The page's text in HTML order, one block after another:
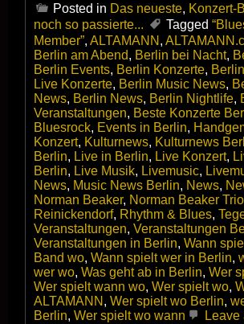
Posted in Das neueste, Konzert-
noch so passierte...
Tagged
Member”, ALTAMANN ,
Berlin am Abend, Berlin bei Nacht,
Berlin Events, Berlin Konzerte,
Live Konzerte, Berlin Music News,
News, Berlin News, Berlin Nightlife,
Veranstaltungen, Beste Konzerte
Bluesrock, Events in Berlin,
Konzert, Kulturnews, Kulturnews
Berlin, Live in Berlin, Live Konzert,
Berlin, Live Musik, Livemusic,
News, Music News Berlin, News,
Norman Beaker, Norman Beaker Trio
Reinickendorf, Rhythm & Blues,
Veranstaltungen, Veranstaltungen
Veranstaltungen in Berlin, Wann
Band wo, Wann spielt wer in Berlin,
wer wo, Was geht ab in Berlin, Wer
Wer spielt wann wo, Wer spielt wo,
ALTAMANN , Wer spielt wo Berlin,
Berlin, Wer spielt wo wann Leave